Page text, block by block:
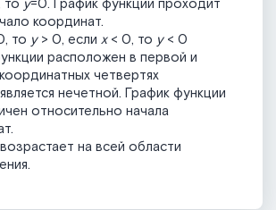
то у=0. График функции проходит
координат.
то y> 0, если x< 0, то y< 0
расположен в первой и
четвертях
нечетной. График функции
относительно начала
на всей области